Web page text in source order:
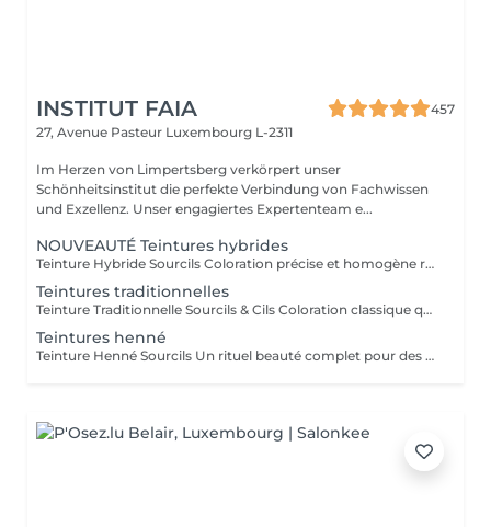
INSTITUT FAIA
457
27, Avenue Pasteur Luxembourg L-2311
Im Herzen von Limpertsberg verkörpert unser
Schönheitsinstitut die perfekte Verbindung von Fachwissen
und Exzellenz. Unser engagiertes Expertenteam e...
NOUVEAUTÉ Teintures hybrides
Teinture Hybride Sourcils Coloration précise et homogène réalisée à l'airbrush qui colore à la fois la peau et le poil pour un effet maquillé longue durée. Avant la pose une restructuration complète est effectuée avec épilation au fil ou à la cire selon l'envie et le besoin de la cliente afin d'obtenir une ligne parfaitement dessinée. Tenue sur la peau jusqu'à 10 jours Tenue sur le poil jusqu'à 6 à 7 semaines Disponible en plusieurs teintes pour s'adapter à chaque carnation. Compatible avec le Browlift pour des sourcils plus denses, structurés et naturellement sublimés.
Teintures traditionnelles
Teinture Traditionnelle Sourcils & Cils Coloration classique qui intensifie la couleur naturelle des poils pour un regard plus profond et structuré. Tenue sur la peau 1 à 2 jours Tenue sur le poil jusqu'à 4 semaines Disponible en plusieurs teintes pour s'adapter à chaque carnation et couleur de poils. Compatible avec le Brow Lift et le Rehaussement de Cils pour un résultat harmonieux et durable. Il est également possible d'ajouter un soin à la kératine qui nourrit et hydrate en profondeur le poil du sourcil et du cil pour un fini plus doux, brillant et renforcé.
Teintures henné
Teinture Henné Sourcils Un rituel beauté complet pour des sourcils parfaitement dessinés et naturellement sublimés. La teinture au henné colore à la fois la peau et le poil offrant un effet maquillé et structuré sans maquillage. Avant la pose une restructuration sur mesure est réalisée, prise précise des points de mesure puis épilation au fil ou à la cire pour redéfinir harmonieusement la ligne du sourcil. Tenue sur la peau jusqu'à 10 jours Tenue sur le poil jusqu'à 5 semaines Disponible en plusieurs teintes adaptées à chaque carnation. Le résultat, des sourcils nets, équilibrés et intensément mis en valeur avec un rendu naturel et soigné.